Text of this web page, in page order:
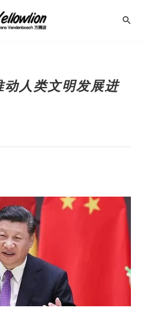
人类文明发展进